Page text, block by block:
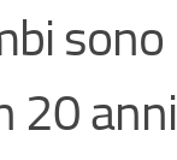
sono
20 anni